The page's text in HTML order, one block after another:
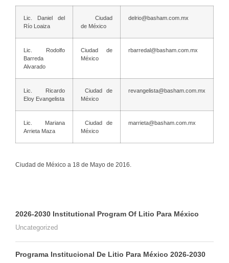
Lic. Daniel del
Río Loaiza
Ciudad
de México
delrio@basham.com.mx
Lic. Rodolfo
Barreda
Alvarado
Ciudad de
México
rbarredal@basham.com.mx
Lic. Ricardo
Eloy Evangelista
Ciudad de
México
revangelista@basham.com.mx
Lic. Mariana
Arrieta Maza
Ciudad de
México
marrieta@basham.com.mx
Ciudad de México a 18 de Mayo de 2016.
2026-2030 Institutional Program Of Litio Para México
Uncategorized
Programa Institucional De Litio Para México 2026-2030